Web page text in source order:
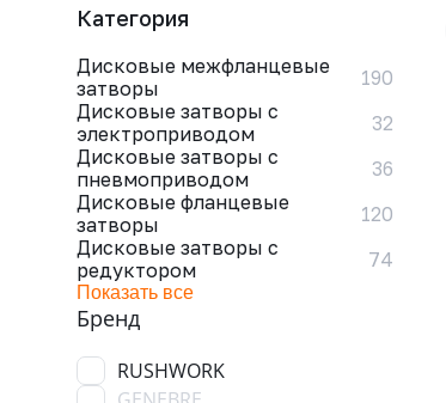
Категория
Дисковые межфланцевые
затворы
190
Дисковые затворы с
электроприводом
32
Дисковые затворы с
пневмоприводом
36
Дисковые фланцевые
затворы
120
Дисковые затворы с
редуктором
74
Показать все
Бренд
RUSHWORK